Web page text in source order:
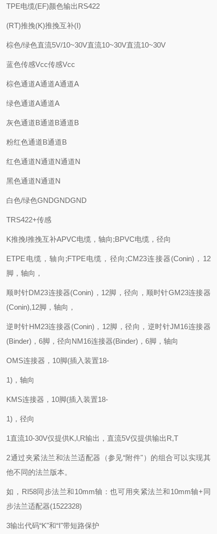
TPE电缆(EF)颜色输出RS422
(RT)推挽(K)推挽互补(I)
棕色/绿色直流5V/10~30V直流10~30V直流10~30V
蓝色传感Vcc传感Vcc
棕色通道A通道A通道A
绿色通道A通道A
灰色通道B通道B通道B
粉红色通道B通道B
红色通道N通道N通道N
黑色通道N通道N
白色/绿色GNDGNDGND
TRS422+传感
K推挽I推挽互补APVC电缆，轴向;BPVC电缆，径向
ETPE电缆，轴向;FTPE电缆，径向;CM23连接器(Conin)，12
脚，轴向，
顺时针DM23连接器(Conin)，12脚，径向，顺时针GM23连接器
(Conin),12脚，轴向，
逆时针HM23连接器(Conin)，12脚，径向，逆时针JM16连接器
(Binder)，6脚，径向NM16连接器(Binder)，6脚，轴向
OMS连接器，10脚(插入装置18-
1)，轴向
KMS连接器，10脚(插入装置18-
1)，径向
1直流10-30V仅提供K,I,R输出，直流5V仅提供输出R,T
2通过夹紧法兰和法兰适配器（参见“附件"）的组合可以实现其
他不同的法兰版本。
如，RI58同步法兰和10mm轴：也可用夹紧法兰和10mm轴+同
步法兰适配器(1522328)
3输出代码“K"和“I"带短路保护